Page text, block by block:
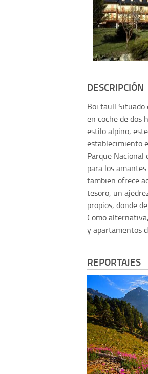
DESCRIPCIÓN
Boi taull Situado
en coche de dos
estilo alpino,
establecimiento
Parque
para los
tambien ofrece
tesoro, un
propios, donde
Como
y apartamentos
REPORTAJES